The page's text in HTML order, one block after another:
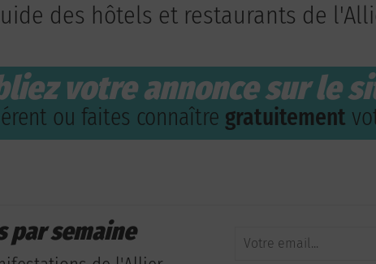
des hôtels et restaurants de
votre annonce sur le
ou faites connaître gratuitement
par semaine